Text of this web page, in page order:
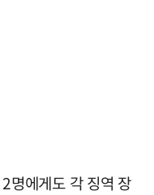
명에게도 각 징역 장